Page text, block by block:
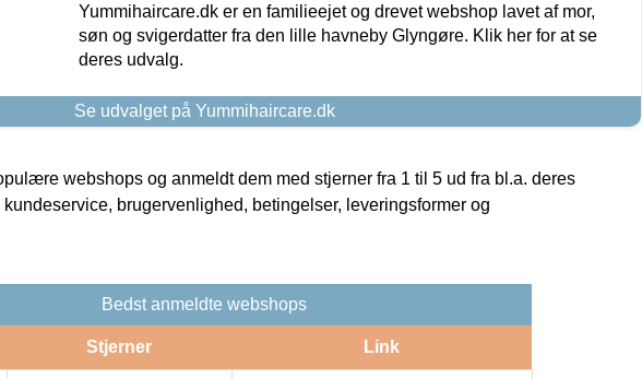
Yummihaircare.dk er en familieejet og drevet webshop lavet af mor,
søn og svigerdatter fra den lille havneby Glyngøre. Klik her for at se
deres udvalg.
Se udvalget på Yummihaircare.dk
webshops og anmeldt dem med stjerner fra 1 til 5 ud fra bl.a. deres
brugervenlighed, betingelser, leveringsformer og
Bedst anmeldte webshops
Stjerner Link